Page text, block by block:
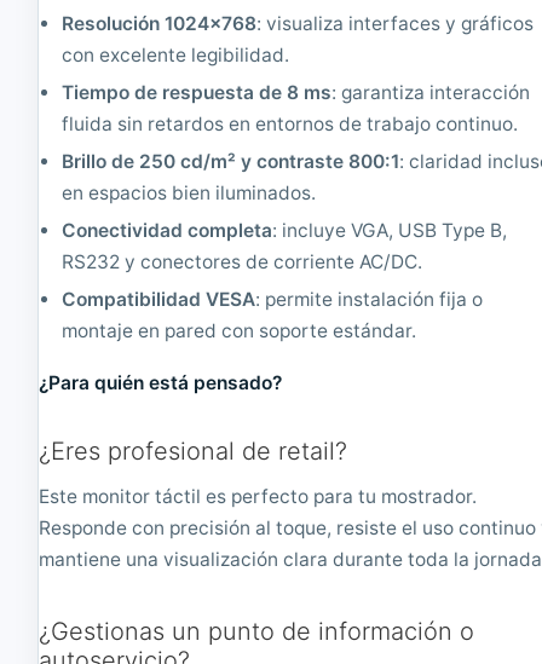
6
7
Resolución 1024x768: visualiza interfaces y gráficos
con excelente legibilidad.
Tiempo de respuesta de 8 ms: garantiza interacción
fluida sin retardos en entornos de trabajo continuo.
Brillo de 250 cd/m² y contraste 800:1: claridad
en espacios bien iluminados.
Conectividad completa: incluye VGA, USB Type B,
RS232 y conectores de corriente AC/DC.
Compatibilidad VESA: permite instalación fija o
montaje en pared con soporte estándar.
¿Para quién está pensado?
¿Eres profesional de retail?
Este monitor táctil es perfecto para tu mostrador.
Responde con precisión al toque, resiste el uso continuo
mantiene una visualización clara durante toda la
¿Gestionas un punto de información o